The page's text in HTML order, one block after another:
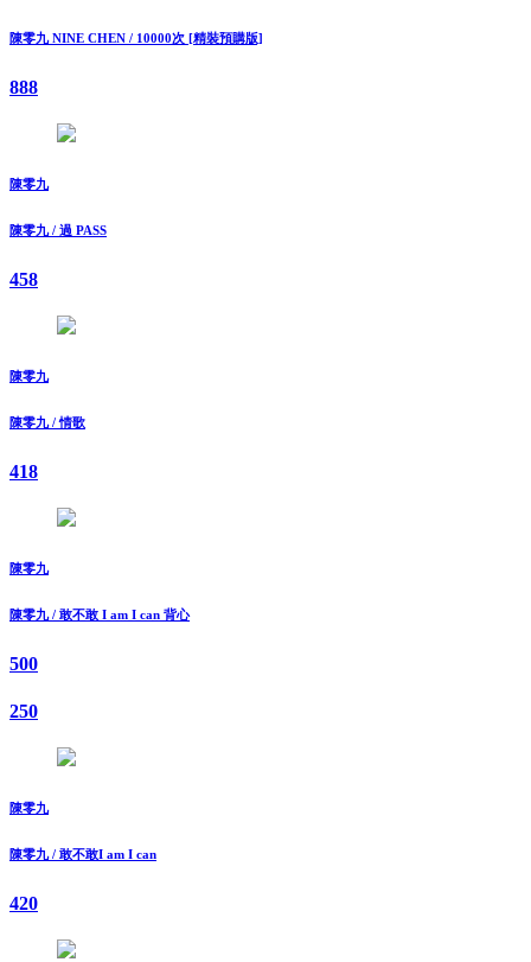
陳零九 NINE CHEN / 10000次 [精裝預購版]
888
陳零九
陳零九 / 過 PASS
458
陳零九
陳零九 / 情歌
418
陳零九
陳零九 / 敢不敢 I am I can 背心
500
250
陳零九
陳零九 / 敢不敢I am I can
420